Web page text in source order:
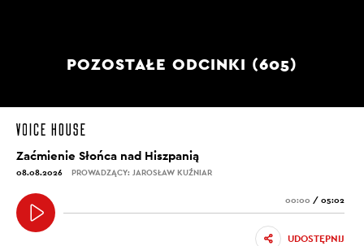
POZOSTAŁE ODCINKI (605)
Zaćmienie Słońca nad Hiszpanią
08.08.2026 PROWADZĄCY: JAROSŁAW KUŹNIAR
00:00 / 05:02
UDOSTĘPNIJ